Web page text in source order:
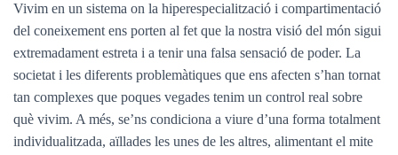
Vivim en un sistema on la hiperespecialització i compartimentació
del coneixement ens porten al fet que la nostra visió del món sigui
extremadament estreta i a tenir una falsa sensació de poder. La
societat i les diferents problemàtiques que ens afecten s’han tornat
tan complexes que poques vegades tenim un control real sobre
què vivim. A més, se’ns condiciona a viure d’una forma totalment
individualitzada, aïllades les unes de les altres, alimentant el mite